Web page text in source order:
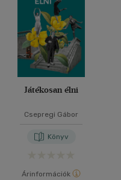
Játékosan élni
Csepregi Gábor
Könyv
Árinformációk